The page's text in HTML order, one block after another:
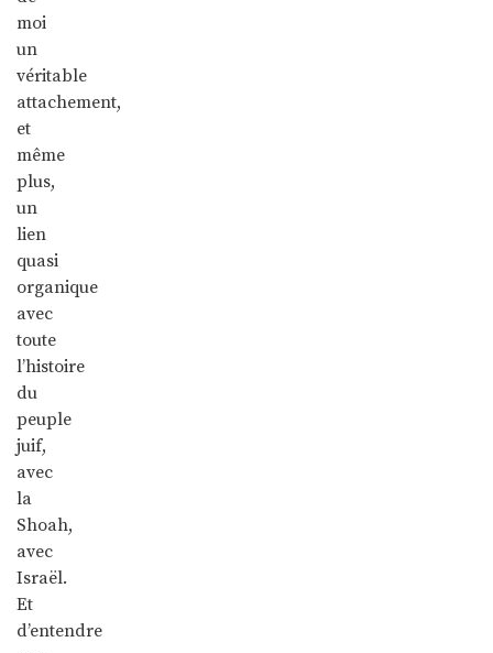
moi
un
véritable
attachement,
et
même
plus,
un
lien
quasi
organique
avec
toute
l’histoire
du
peuple
juif,
avec
la
Shoah,
avec
Israël.
Et
d’entendre